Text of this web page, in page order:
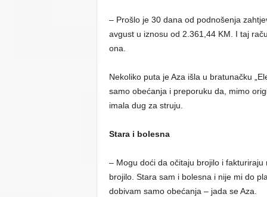
– Prošlo je 30 dana od podnošenja
avgust u iznosu od 2.361,44 KM. I taj
ona.
Nekoliko puta je Aza išla u bratunačku
samo obećanja i preporuku da, mimo
imala dug za struju.
Stara i bolesna
– Mogu doći da očitaju brojilo i
brojilo. Stara sam i bolesna i nije mi do
dobivam samo obećanja – jada se Aza.